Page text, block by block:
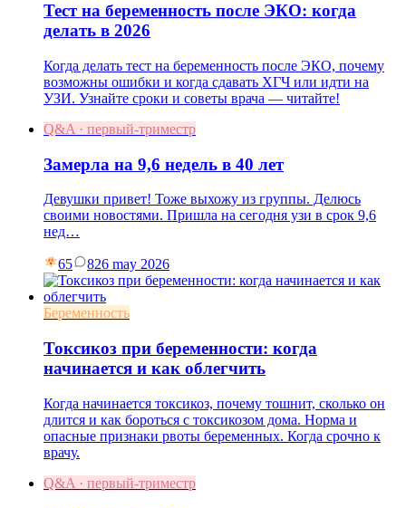
Тест на беременность после ЭКО: когда
делать в 2026
Когда делать тест на беременность после ЭКО, почему
возможны ошибки и когда сдавать ХГЧ или идти на
УЗИ. Узнайте сроки и советы врача — читайте!
Q&A · первый-триместр
Замерла на 9,6 недель в 40 лет
Девушки привет! Тоже выхожу из группы. Делюсь
своими новостями. Пришла на сегодня узи в срок 9,6
нед…
65 826 may 2026
Беременность
Токсикоз при беременности: когда
начинается и как облегчить
Когда начинается токсикоз, почему тошнит, сколько он
длится и как бороться с токсикозом дома. Норма и
опасные признаки рвоты беременных. Когда срочно к
врачу.
Q&A · первый-триместр